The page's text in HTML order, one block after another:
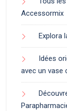
Accessormix
Explora
Idées
avec un vase